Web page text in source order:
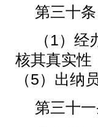
第三十
（ 1）经
核其真实性
（5）出纳
第三十